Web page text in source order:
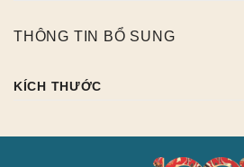
THÔNG TIN BỔ SUNG
KÍCH THƯỚC